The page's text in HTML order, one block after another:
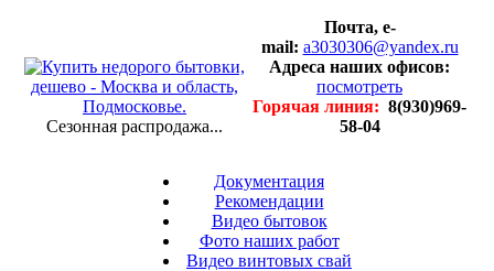
Сезонная распродажа...
Почта, e-
mail: a3030306@yandex.ru
Адреса наших офисов:
посмотреть
Горячая линия: 8(930)969-
58-04
Документация
Рекомендации
Видео бытовок
Фото наших работ
Видео винтовых свай